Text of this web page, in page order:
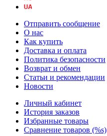
Отправить сообщение
О нас
Как купить
Доставка и оплата
Политика безопасности
Возврат и обмен
Статьи и рекомендации
Новости
Личный кабинет
История заказов
Избранные товары
Сравнение товаров (%s)